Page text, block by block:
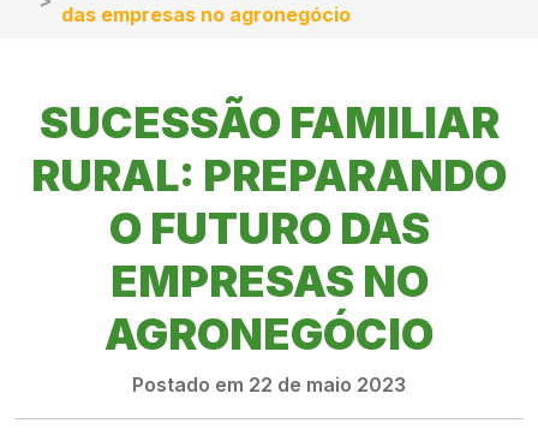
das empresas no agronegócio
SUCESSÃO FAMILIAR
RURAL: PREPARANDO
O FUTURO DAS
EMPRESAS NO
AGRONEGÓCIO
Postado em 22 de maio 2023